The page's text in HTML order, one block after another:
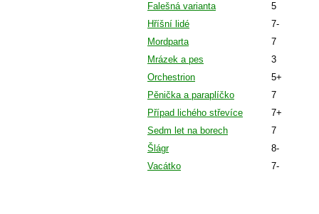
Falešná varianta
5
Hříšní lidé
7-
Mordparta
7
Mrázek a pes
3
Orchestrion
5+
Pěnička a paraplíčko
7
Případ lichého střevíce
7+
Sedm let na borech
7
Šlágr
8-
Vacátko
7-